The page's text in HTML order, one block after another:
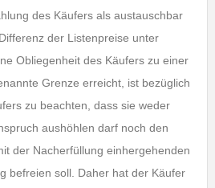
des Käufers als austauschbar
der Listenpreise unter
Obliegenheit des Käufers zu einer
Grenze erreicht, ist bezüglich
zu beachten, dass sie weder
aushöhlen darf noch den
der Nacherfüllung einhergehenden
befreien soll. Daher hat der Käufer